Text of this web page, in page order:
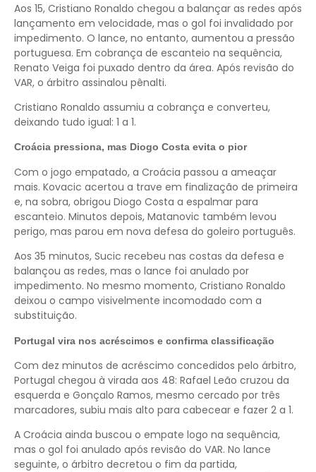
Aos 15, Cristiano Ronaldo chegou a balançar as redes após
lançamento em velocidade, mas o gol foi invalidado por
impedimento. O lance, no entanto, aumentou a pressão
portuguesa. Em cobrança de escanteio na sequência,
Renato Veiga foi puxado dentro da área. Após revisão do
VAR, o árbitro assinalou pênalti.
Cristiano Ronaldo assumiu a cobrança e converteu,
deixando tudo igual: 1 a 1.
Croácia pressiona, mas Diogo Costa evita o pior
Com o jogo empatado, a Croácia passou a ameaçar
mais. Kovacic acertou a trave em finalização de primeira
e, na sobra, obrigou Diogo Costa a espalmar para
escanteio. Minutos depois, Matanovic também levou
perigo, mas parou em nova defesa do goleiro português.
Aos 35 minutos, Sucic recebeu nas costas da defesa e
balançou as redes, mas o lance foi anulado por
impedimento. No mesmo momento, Cristiano Ronaldo
deixou o campo visivelmente incomodado com a
substituição.
Portugal vira nos acréscimos e confirma classificação
Com dez minutos de acréscimo concedidos pelo árbitro,
Portugal chegou à virada aos 48: Rafael Leão cruzou da
esquerda e Gonçalo Ramos, mesmo cercado por três
marcadores, subiu mais alto para cabecear e fazer 2 a 1.
A Croácia ainda buscou o empate logo na sequência,
mas o gol foi anulado após revisão do VAR. No lance
seguinte, o árbitro decretou o fim da partida,